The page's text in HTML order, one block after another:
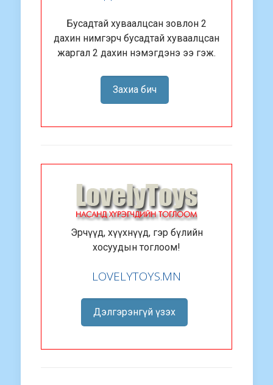
Бусадтай хуваалцсан зовлон 2
дахин нимгэрч бусадтай хуваалцсан
жаргал 2 дахин нэмэгдэнэ ээ гэж.
Захиа бич
Эрчүүд, хүүхнүүд, гэр бүлийн
хосуудын тоглоом!
LOVELYTOYS.MN
Дэлгэрэнгүй үзэх